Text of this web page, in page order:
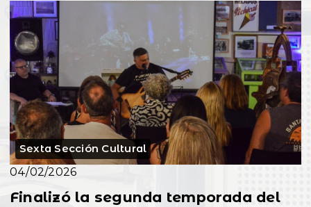
Sexta Sección Cultural
04/02/2026
Finalizó la segunda temporada del